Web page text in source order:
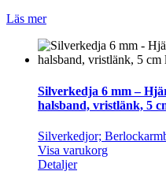
Läs mer
Silverkedja 6 mm –
halsband, vristlänk, 5
Silverkedjor;
Visa varukorg
Detaljer